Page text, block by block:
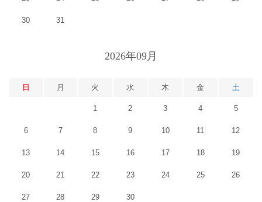
30 31
2026年09月
日 月 火 水 木 金 土
1 2 3 4 5
6 7 8 9 10 11 12
13 14 15 16 17 18 19
20 21 22 23 24 25 26
27 28 29 30